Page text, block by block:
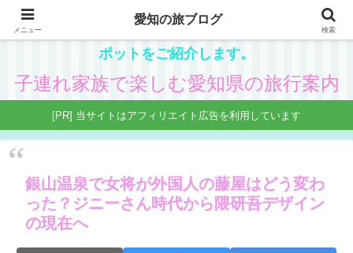
愛知在住の主婦が、子供と一緒に楽しめる県内観光ス
ポットをご紹介します。
子連れ家族で楽しむ愛知県の旅行案内
[PR] 当サイトはアフィリエイト広告を利用しています
銀山温泉で女将が外国人の藤屋はどう変わ
った？ジニーさん時代から隈研吾デザイン
の現在へ
メニュー
愛知の旅ブログ
検索